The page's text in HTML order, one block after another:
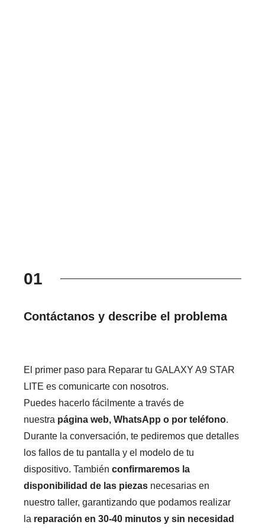
01
Contáctanos y describe el problema
El primer paso para Reparar tu GALAXY A9 STAR
LITE es comunicarte con nosotros.
Puedes hacerlo fácilmente a través de
nuestra página web, WhatsApp o por teléfono.
Durante la conversación, te pediremos que detalles
los fallos de tu pantalla y el modelo de tu
dispositivo. Tambiénconfirmaremos la
disponibilidad de las piezas necesarias en
nuestro taller, garantizando que podamos realizar
la reparación en 30-40 minutos y sin necesidad